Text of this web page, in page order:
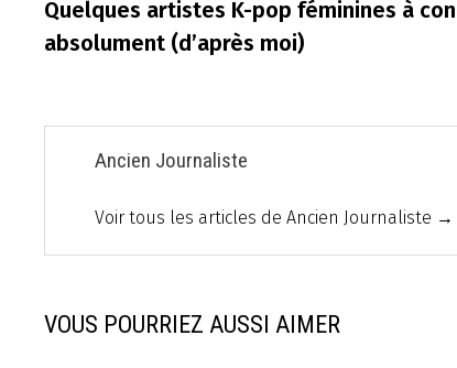
de
précédente :
Quelques artistes K-pop féminines à
absolument (d’après moi)
Ancien Journaliste
Voir tous les articles de Ancien Journaliste →
VOUS POURRIEZ AUSSI AIMER